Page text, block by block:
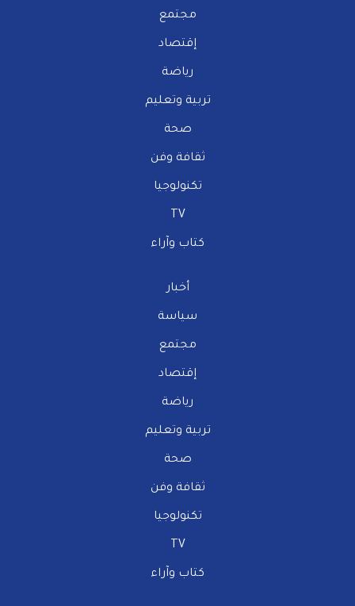
مجتمع
إقتصاد
رياضة
تربية وتعليم
صحة
ثقافة وفن
تكنولوجيا
TV
كتاب وآراء
أخبار
سياسة
مجتمع
إقتصاد
رياضة
تربية وتعليم
صحة
ثقافة وفن
تكنولوجيا
TV
كتاب وآراء